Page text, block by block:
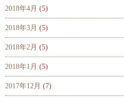
2018年4月 (5)
2018年3月 (5)
2018年2月 (5)
2018年1月 (5)
2017年12月 (7)